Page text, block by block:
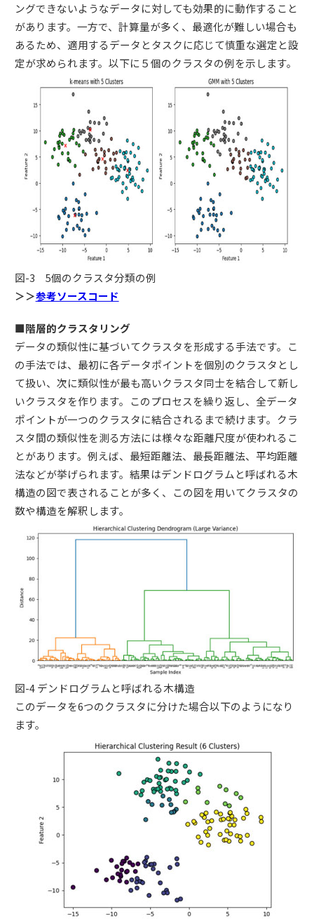
ングできないようなデータに対しても効果的に動作すること
があります。一方で、計算量が多く、最適化が難しい場合も
あるため、適用するデータとタスクに応じて慎重な選定と設
定が求められます。以下に５個のクラスタの例を示します。
図-3 5個のクラスタ分類の例
＞＞参考ソースコード
■階層的クラスタリング
データの類似性に基づいてクラスタを形成する手法です。こ
の手法では、最初に各データポイントを個別のクラスタとし
て扱い、次に類似性が最も高いクラスタ同士を結合して新し
いクラスタを作ります。このプロセスを繰り返し、全データ
ポイントが一つのクラスタに結合されるまで続けます。クラ
スタ間の類似性を測る方法には様々な距離尺度が使われるこ
とがあります。例えば、最短距離法、最長距離法、平均距離
法などが挙げられます。結果はデンドログラムと呼ばれる木
構造の図で表されることが多く、この図を用いてクラスタの
数や構造を解釈します。
図-4 デンドログラムと呼ばれる木構造
このデータを6つのクラスタに分けた場合以下のようになり
ます。